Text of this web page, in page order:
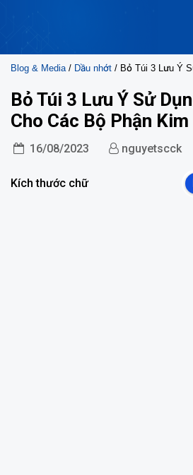
Blog & Media / Dầu nhớt / Bỏ Túi 3 Lưu Ý Sử Dụng
Bỏ Túi 3 Lưu Ý Sử
Cho Các Bộ Phận
16/08/2023 nguyetscck
Kích thước chữ